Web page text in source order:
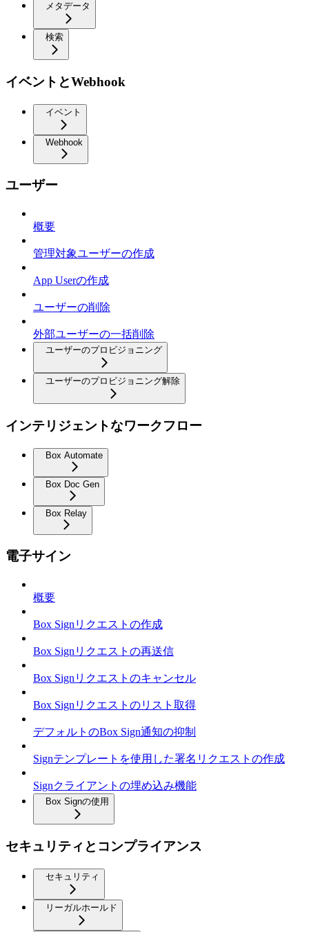
メタデータ
検索
イベントとWebhook
イベント
Webhook
ユーザー
概要
管理対象ユーザーの作成
App Userの作成
ユーザーの削除
外部ユーザーの一括削除
ユーザーのプロビジョニング
ユーザーのプロビジョニング解除
インテリジェントなワークフロー
Box Automate
Box Doc Gen
Box Relay
電子サイン
概要
Box Signリクエストの作成
Box Signリクエストの再送信
Box Signリクエストのキャンセル
Box Signリクエストのリスト取得
デフォルトのBox Sign通知の抑制
Signテンプレートを使用した署名リクエストの作成
Signクライアントの埋め込み機能
Box Signの使用
セキュリティとコンプライアンス
セキュリティ
リーガルホールド